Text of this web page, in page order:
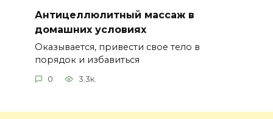
Антицеллюлитный массаж в
домашних условиях
Оказывается, привести свое тело в
порядок и избавиться
0 3.3к.